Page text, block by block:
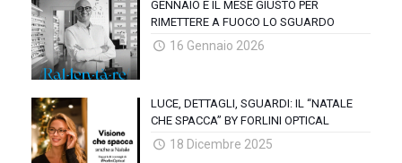
GENNAIO È IL MESE GIUSTO PER
RIMETTERE A FUOCO LO SGUARDO
16 Gennaio 2026
LUCE, DETTAGLI, SGUARDI: IL “NATALE
CHE SPACCA” BY FORLINI OPTICAL
18 Dicembre 2025